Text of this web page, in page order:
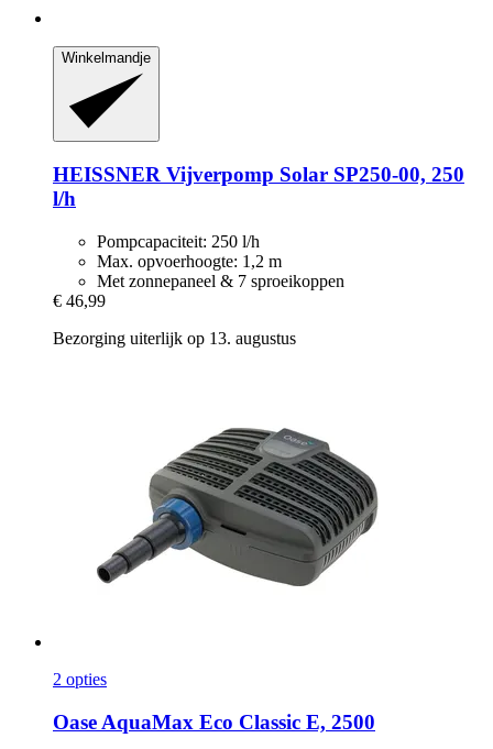
Winkelmandje
HEISSNER Vijverpomp Solar SP250-​00, 250
l/h
Pompcapaciteit: 250 l/h
Max. opvoerhoogte: 1,2 m
Met zonnepaneel & 7 sproeikoppen
€ 46,99
Bezorging uiterlijk op 13. augustus
2 opties
Oase AquaMax Eco Classic E, 2500